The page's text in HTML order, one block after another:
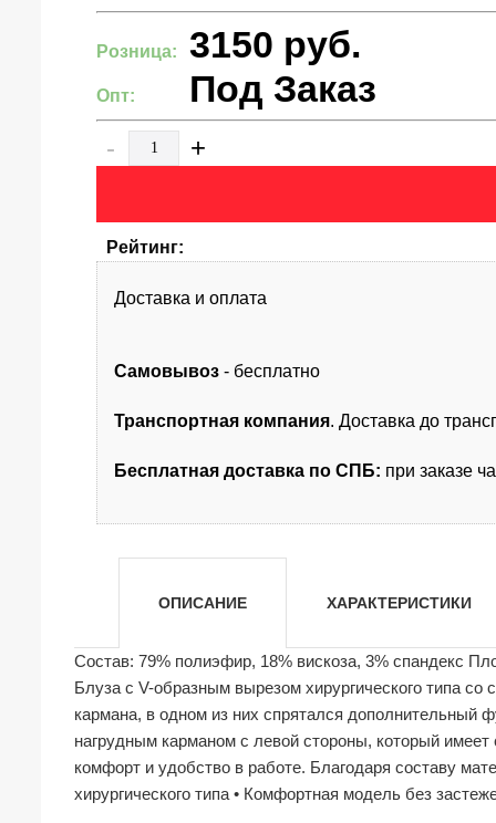
Розница: 3150 руб.
Опт: Под Заказ
- +
Рейтинг:
Доставка и оплата
Самовывоз - бесплатно
Транспортная компания. Доставка до
Бесплатная доставка по СПБ: при заказе
ОПИСАНИЕ ХАРАКТЕРИСТИКИ
Состав: 79% полиэфир, 18% вискоза, 3% спандекс
Блуза с V-образным вырезом хирургического типа
кармана, в одном из них спрятался
нагрудным карманом с левой стороны, который
комфорт и удобство в работе. Благодаря составу
хирургического типа • Комфортная модель без